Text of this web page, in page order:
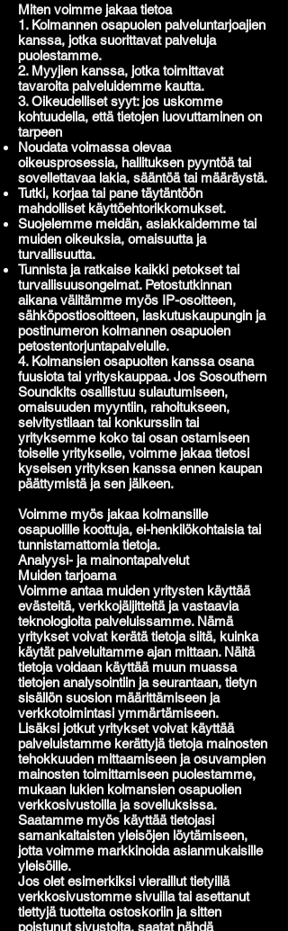
Miten voimme jakaa tietoa
1. Kolmannen osapuolen palveluntarjoajien
kanssa, jotka suorittavat palveluja
puolestamme.
2. Myyjien kanssa, jotka toimittavat
tavaroita palveluidemme kautta.
3. Oikeudelliset syyt: jos uskomme
kohtuudella, että tietojen luovuttaminen on
tarpeen
Noudata voimassa olevaa
oikeusprosessia, hallituksen pyyntöä tai
sovellettavaa lakia, sääntöä tai määräystä.
Tutki, korjaa tai pane täytäntöön
mahdolliset käyttöehtorikkomukset.
Suojelemme meidän, asiakkaidemme tai
muiden oikeuksia, omaisuutta ja
turvallisuutta.
Tunnista ja ratkaise kaikki petokset tai
turvallisuusongelmat. Petostutkinnan
aikana välitämme myös IP-osoitteen,
sähköpostiosoitteen, laskutuskaupungin ja
postinumeron kolmannen osapuolen
petostentorjuntapalvelulle.
4. Kolmansien osapuolten kanssa osana
fuusiota tai yrityskauppaa. Jos Sosouthern
Soundkits osallistuu sulautumiseen,
omaisuuden myyntiin, rahoitukseen,
selvitystilaan tai konkurssiin tai
yrityksemme koko tai osan ostamiseen
toiselle yritykselle, voimme jakaa tietosi
kyseisen yrityksen kanssa ennen kaupan
päättymistä ja sen jälkeen.
Voimme myös jakaa kolmansille
osapuolille koottuja, ei-henkilökohtaisia tai
tunnistamattomia tietoja.
Analyysi- ja mainontapalvelut
Muiden tarjoama
Voimme antaa muiden yritysten käyttää
evästeitä, verkkojäljitteitä ja vastaavia
teknologioita palveluissamme. Nämä
yritykset voivat kerätä tietoja siitä, kuinka
käytät palveluitamme ajan mittaan. Näitä
tietoja voidaan käyttää muun muassa
tietojen analysointiin ja seurantaan, tietyn
sisällön suosion määrittämiseen ja
verkkotoimintasi ymmärtämiseen.
Lisäksi jotkut yritykset voivat käyttää
palveluistamme kerättyjä tietoja mainosten
tehokkuuden mittaamiseen ja osuvampien
mainosten toimittamiseen puolestamme,
mukaan lukien kolmansien osapuolien
verkkosivustoilla ja sovelluksissa.
Saatamme myös käyttää tietojasi
samankaltaisten yleisöjen löytämiseen,
jotta voimme markkinoida asianmukaisille
yleisöille.
Jos olet esimerkiksi vieraillut tietyillä
verkkosivustomme sivuilla tai asettanut
tiettyjä tuotteita ostoskoriin ja sitten
poistunut sivustolta, saatat nähdä